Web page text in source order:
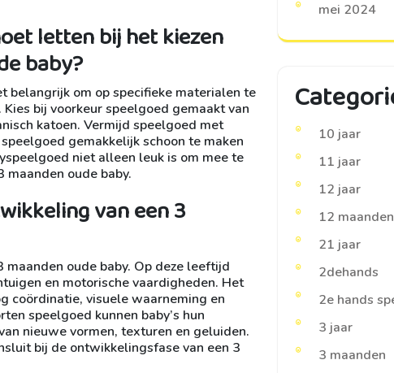
letten bij het kiezen
baby?
belangrijk om op specifieke materialen te
bij voorkeur speelgoed gemaakt van
katoen. Vermijd speelgoed met
gemakkelijk schoon te maken
niet alleen leuk is om mee te
oude baby.
van een 3
oude baby. Op deze leeftijd
en motorische vaardigheden. Het
coördinatie, visuele waarneming en
speelgoed kunnen baby’s hun
nieuwe vormen, texturen en geluiden.
bij de ontwikkelingsfase van een 3
mei 2024
10 jaar
11 jaar
12 jaar
12 maanden
21 jaar
2dehands
2e hands
3 jaar
3 maanden